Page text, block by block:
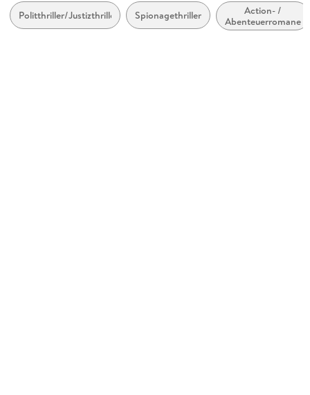
Penguin Random House
Originaltitel
Politthriller/Justizthriller Spionagethriller
Action- /
Abenteuerromane